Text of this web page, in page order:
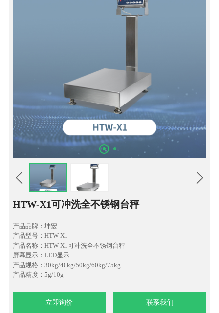
HTW-X1可冲洗全不锈钢台秤
产品品牌：坤宏
产品型号：HTW-X1
产品名称：HTW-X1可冲洗全不锈钢台秤
屏幕显示：LED显示
产品规格：30kg/40kg/50kg/60kg/75kg
产品精度：5g/10g
立即询价 联系我们